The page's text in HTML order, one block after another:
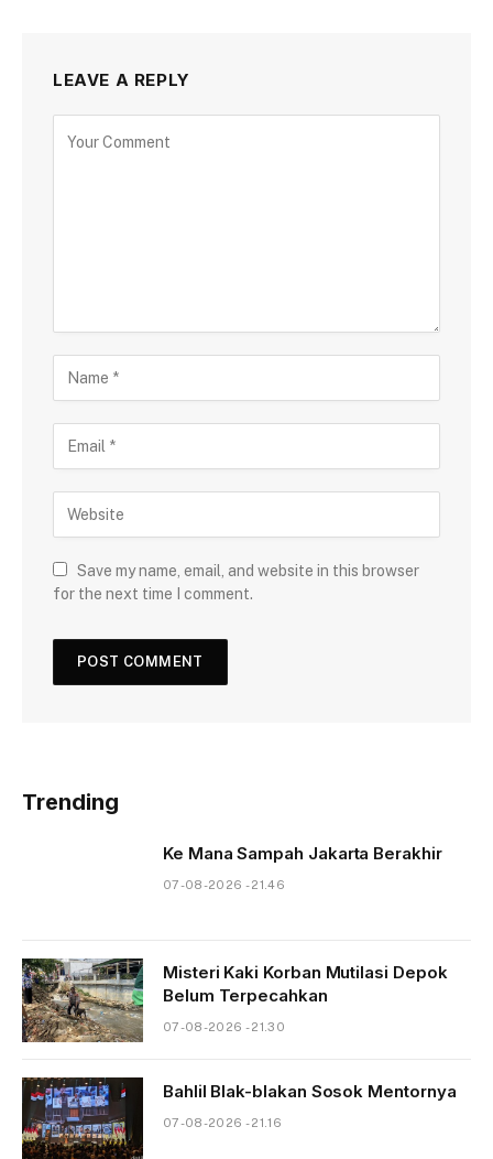
LEAVE A REPLY
Save my name, email, and website in this browser
for the next time I comment.
Trending
Ke Mana Sampah Jakarta Berakhir
07-08-2026 - 21.46
Misteri Kaki Korban Mutilasi Depok
Belum Terpecahkan
07-08-2026 - 21.30
Bahlil Blak-blakan Sosok Mentornya
07-08-2026 - 21.16